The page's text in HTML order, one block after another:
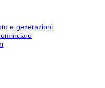
e generazioni